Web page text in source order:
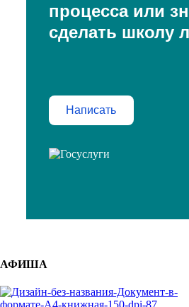
процесса или
сделать школу
Написать
АФИША